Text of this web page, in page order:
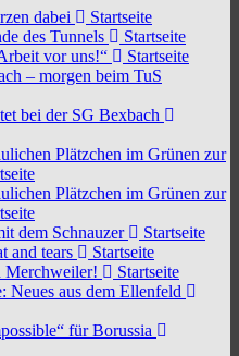
dabei
Startseite
des Tunnels
Startseite
vor uns!“
Startseite
– morgen beim TuS
bei der SG Bexbach
Plätzchen im Grünen zur
Plätzchen im Grünen zur
dem Schnauzer
Startseite
and tears
Startseite
Merchweiler!
Startseite
Neues aus dem Ellenfeld
für Borussia